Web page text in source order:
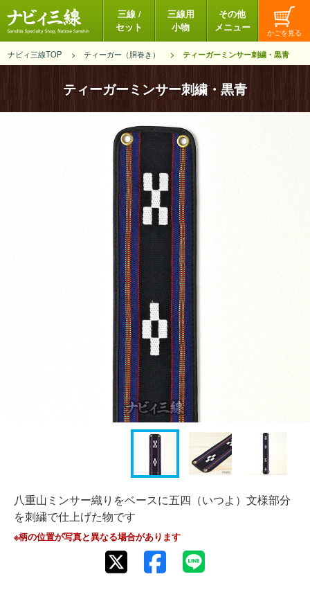
三線 /
セット
三線用
小物
その他
メニュー
ナビィ三線TOP ティーガー（胴巻き） ティーガーミンサー刺繍・黒青
ティーガーミンサー刺繍・黒青
八重山ミンサー織りをベースに五四（いつよ）文様部分
を刺繍で仕上げた物です
※柄の位置が写真と異なる場合があります